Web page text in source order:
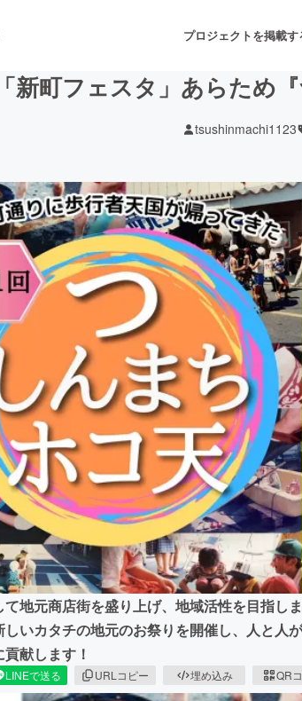
プロジェクトを掲載す
音楽
ガジェット ゲーム・サービス開発
書籍・雑誌出版
チャレンジ
域活性化
CAMPFIRE for
CAMPFIREふる
「新町フェスタ」あらため
tsushinmachi1123
て地元商店街を盛り上げ、地域活性を目指し
いカタチの地元のお祭りを開催し、人と人
献します！
LINEで送る URLコピー 埋め込み QR